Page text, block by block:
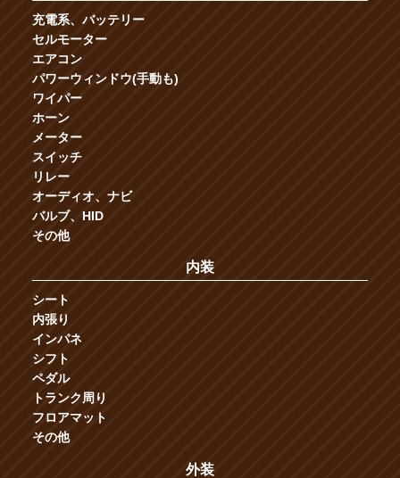
充電系、バッテリー
セルモーター
エアコン
パワーウィンドウ(手動も)
ワイパー
ホーン
メーター
スイッチ
リレー
オーディオ、ナビ
バルブ、HID
その他
内装
シート
内張り
インパネ
シフト
ペダル
トランク周り
フロアマット
その他
外装